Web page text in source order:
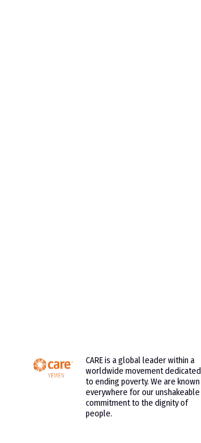
CARE is a global leader within a
worldwide movement dedicated
to ending poverty. We are known
everywhere for our unshakeable
commitment to the dignity of
people.